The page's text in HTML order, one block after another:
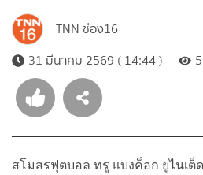
TNN ช่อง16
31 มีนาคม 2569 ( 14:44 )
สโมสรฟุตบอล ทรู แบงค็อก ยูไนเต็